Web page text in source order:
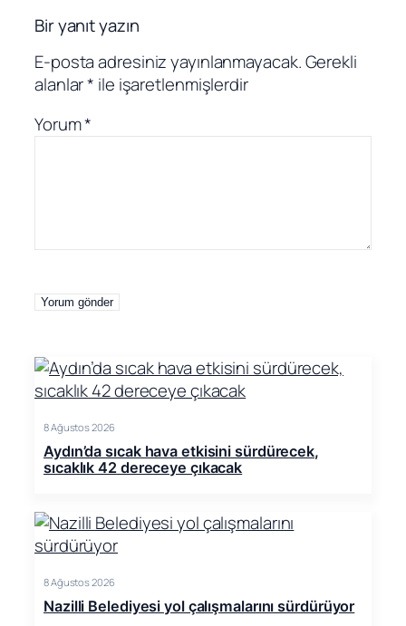
Bir yanıt yazın
E-posta adresiniz yayınlanmayacak.Gerekli
alanlar* ile işaretlenmişlerdir
Yorum*
8 Ağustos 2026
Aydın’da sıcak hava etkisini sürdürecek,
sıcaklık 42 dereceye çıkacak
8 Ağustos 2026
Nazilli Belediyesi yol çalışmalarını sürdürüyor